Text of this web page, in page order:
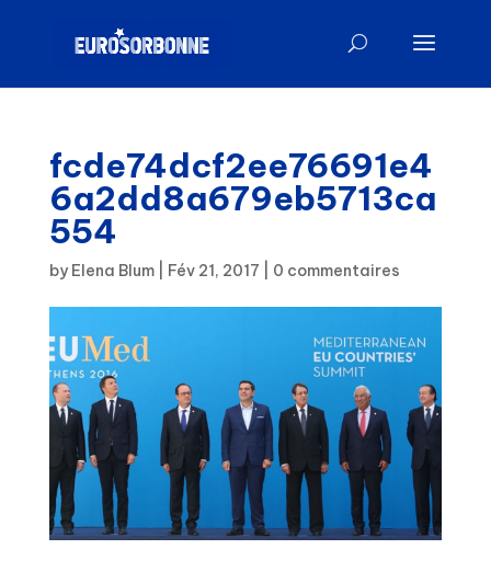
fcde74dcf2ee76691e4
6a2dd8a679eb5713ca
554
by Elena Blum| Fév 21, 2017 0 commentaires